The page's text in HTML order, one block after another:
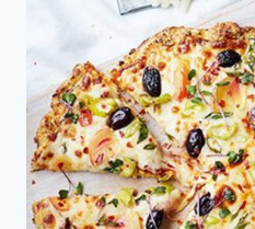
Pesaj